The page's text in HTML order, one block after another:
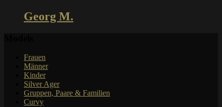
Georg M.
Frauen
Männer
Kinder
Silver Ager
Gruppen, Paare & Familien
Curvy